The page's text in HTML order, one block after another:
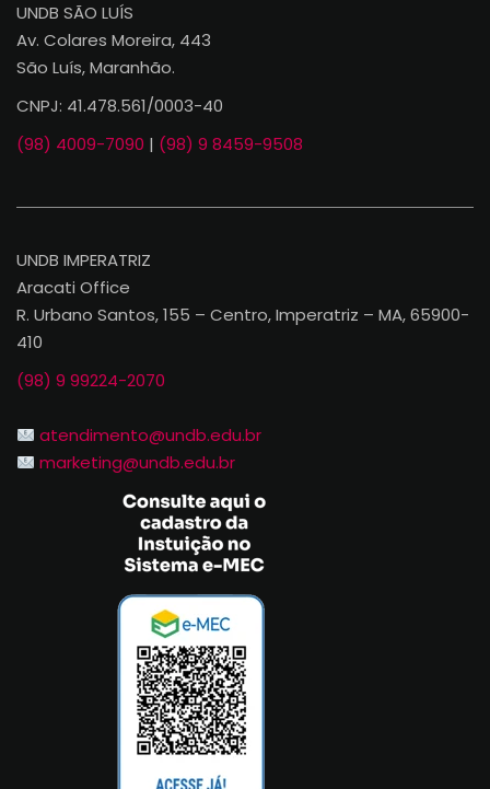
UNDB SÃO LUÍS
Av. Colares Moreira, 443
São Luís, Maranhão.
CNPJ: 41.478.561/0003-40
(98) 4009-7090 | (98) 9 8459-9508
UNDB IMPERATRIZ
Aracati Office
R. Urbano Santos, 155 – Centro, Imperatriz – MA, 65900-
410
(98) 9 99224-2070
atendimento@undb.edu.br
marketing@undb.edu.br